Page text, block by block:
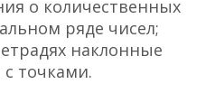
о количественных
ряде чисел;
наклонные
точками.